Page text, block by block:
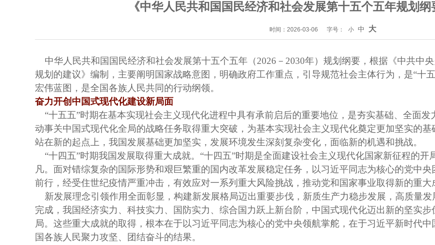
《中华人民共和国国民经济和社会发展第十五个五年规划
时间：2026-03-06 字号： 小 中 大
中华人民共和国国民经济和社会发展第十五个五年（2026－2030年）规划纲要，根据《中共中
规划的建议》编制，主要阐明国家战略意图，明确政府工作重点，引导规范社会主体行为，是“十
宏伟蓝图，是全国各族人民共同的行动纲领。
奋力开创中国式现代化建设新局面
“十五五”时期在基本实现社会主义现代化进程中具有承前启后的重要地位，是夯实基础、全面
动事关中国式现代化全局的战略任务取得重大突破，为基本实现社会主义现代化奠定更加坚实的基
站在新的起点上，我国发展基础更加坚实，发展环境发生深刻复杂变化，面临新的机遇和挑战。
“十四五”时期我国发展取得重大成就。“十四五”时期是全面建设社会主义现代化国家新征程的
凡。面对错综复杂的国际形势和艰巨繁重的国内改革发展稳定任务，以习近平同志为核心的党中
前行，经受住世纪疫情严重冲击，有效应对一系列重大风险挑战，推动党和国家事业取得新的重大
新发展理念引领作用全面彰显，构建新发展格局迈出重要步伐，新质生产力稳步发展，高质量
完成，我国经济实力、科技实力、国防实力、综合国力跃上新台阶，中国式现代化迈出新的坚实
局。这些重大成就的取得，根本在于以习近平同志为核心的党中央领航掌舵，在于习近平新时代
国各族人民聚力攻坚、团结奋斗的结果。